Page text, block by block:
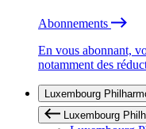
Abonnements
En vous abonnant,
notamment des
Luxembourg
Luxembourg